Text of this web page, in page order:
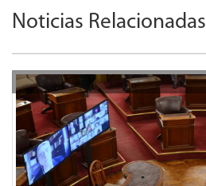
Noticias Relacionadas